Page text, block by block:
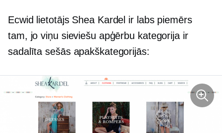
Ecwid lietotājs Shea Kardel ir labs piemērs
tam, jo ​​viņu sieviešu apģērbu kategorija ir
sadalīta sešās apakškategorijās: